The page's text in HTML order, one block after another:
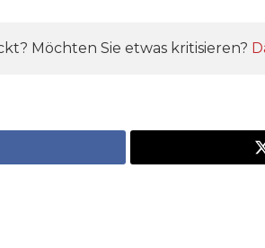
Möchten Sie etwas kritisieren?